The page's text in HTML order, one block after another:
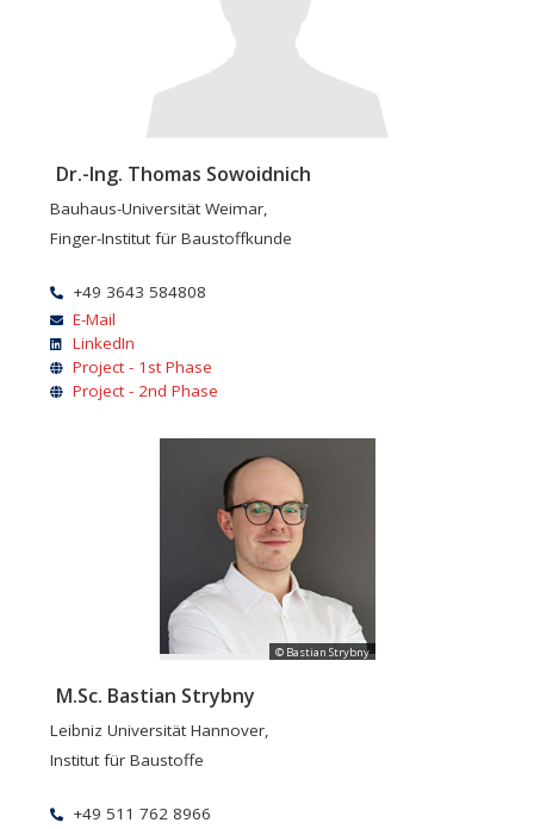
Dr.-Ing. Thomas Sowoidnich
Bauhaus-Universität Weimar,
Finger-Institut für Baustoffkunde
+49 3643 584808
E-Mail
LinkedIn
Project - 1st Phase
Project - 2nd Phase
© Bastian Strybny
M.Sc. Bastian Strybny
Leibniz Universität Hannover,
Institut für Baustoffe
+49 511 762 8966